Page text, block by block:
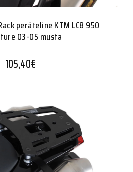
peräteline KTM LC8 950
03-05 musta
105,40€